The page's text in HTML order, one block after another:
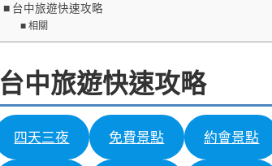
台中旅遊快速攻略
相關
台中旅遊快速攻略
四天三夜 免費景點 約會景點